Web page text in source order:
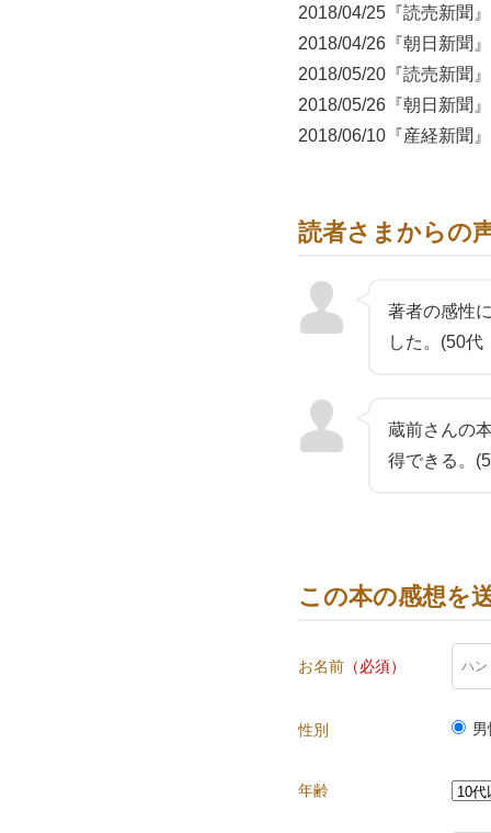
2018/04/25『読売新聞
2018/04/26『朝日新聞
2018/05/20『読売新聞
2018/05/26『朝日新聞
2018/06/10『産経新聞
読者さまからの
著者の感性
した。(50代
蔵前さんの
得できる。
この本の感想を
お名前 （必須）
性別
年齢